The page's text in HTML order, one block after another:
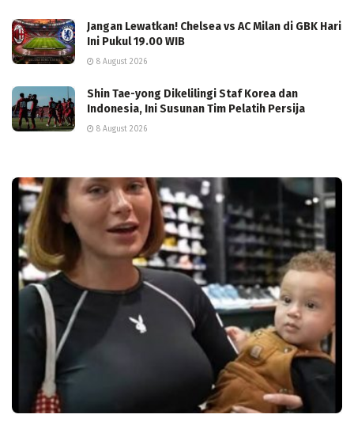
Jangan Lewatkan! Chelsea vs AC Milan di GBK Hari
Ini Pukul 19.00 WIB
8 August 2026
Shin Tae-yong Dikelilingi Staf Korea dan
Indonesia, Ini Susunan Tim Pelatih Persija
8 August 2026